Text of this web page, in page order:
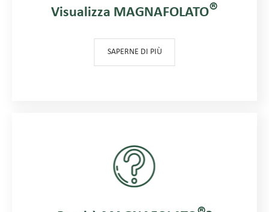
Visualizza MAGNAFOLATO®
SAPERNE DI PIÙ